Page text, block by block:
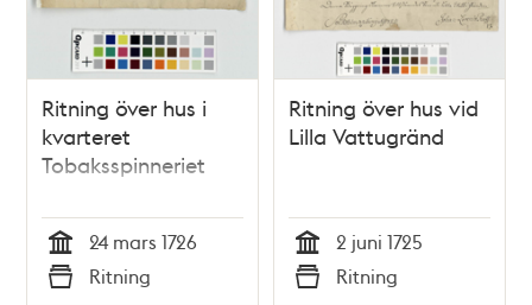
Ritning över hus i
kvarteret
Tobaksspinneriet
Tid
24 mars 1726
Ritning
Ritning över hus vid
Lilla Vattugränd
Tid
2 juni 1725
Ritning